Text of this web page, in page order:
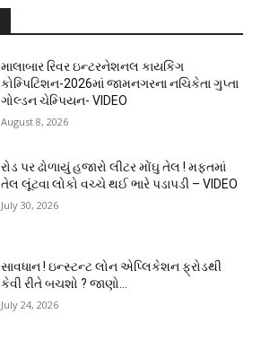
માલાબાર રિવર ઇન્ટરનેશનલ કાયકિંગ
કોમ્પિટિશન-2026માં જામનગરના નચિકેતા ગુપ્તા
ગોલ્ડન ચેમ્પિયન- VIDEO
August 8, 2026
રોડ પર ઢોળાયું હજારો લીટર મોંઘુ તેલ ! મફતમાં
તેલ લૂંટવા લોકો વચ્ચે થઈ ભારે પડાપડી – VIDEO
July 30, 2026
સાવધાન ! ઇન્સ્ટન્ટ લોન એપ્લિકેશન ફ્રોડથી
કેવી રીતે બચશો ? જાણો…
July 24, 2026